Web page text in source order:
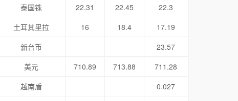
泰国铢
22.31 22.45
22.3
土耳其里拉
16 18.4
17.19
新台币
23.57
美元
710.89 713.88
711.28
越南盾
0.027